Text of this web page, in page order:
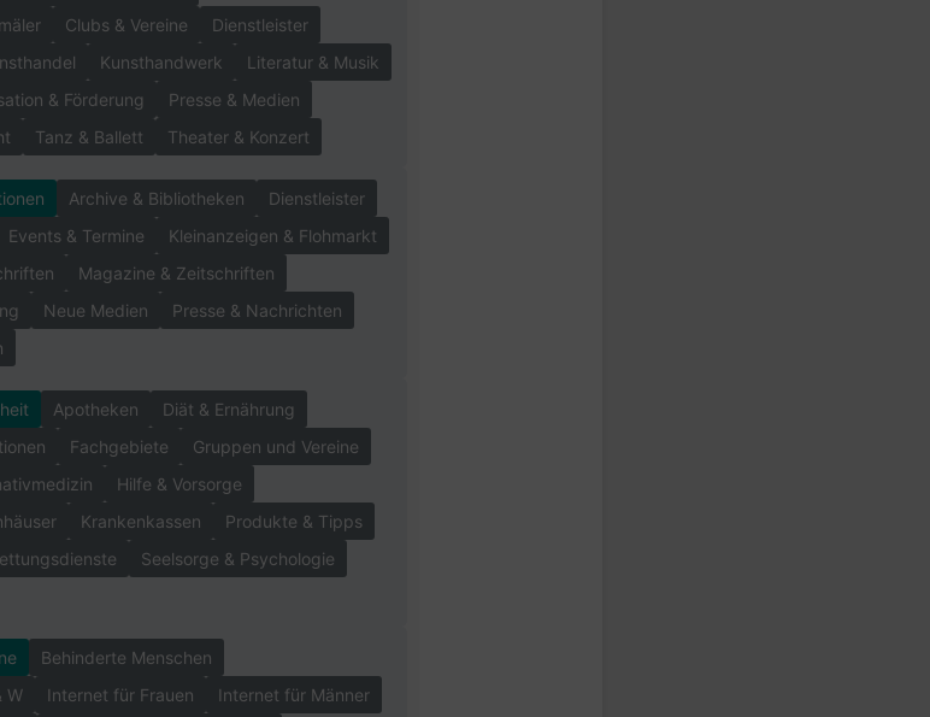
Clubs & Vereine
Dienstleister
Kunsthandwerk
Literatur & Musik
& Förderung
Presse & Medien
Tanz & Ballett Theater & Konzert
Archive & Bibliotheken
Dienstleister
Events & Termine
Kleinanzeigen & Flohmarkt
Magazine & Zeitschriften
Neue Medien
Presse & Nachrichten
Apotheken
Diät & Ernährung
Fachgebiete
Gruppen und Vereine
Hilfe & Vorsorge
Krankenkassen
Produkte & Tipps
Seelsorge & Psychologie
Behinderte Menschen
W
Internet für Frauen Internet für Männer